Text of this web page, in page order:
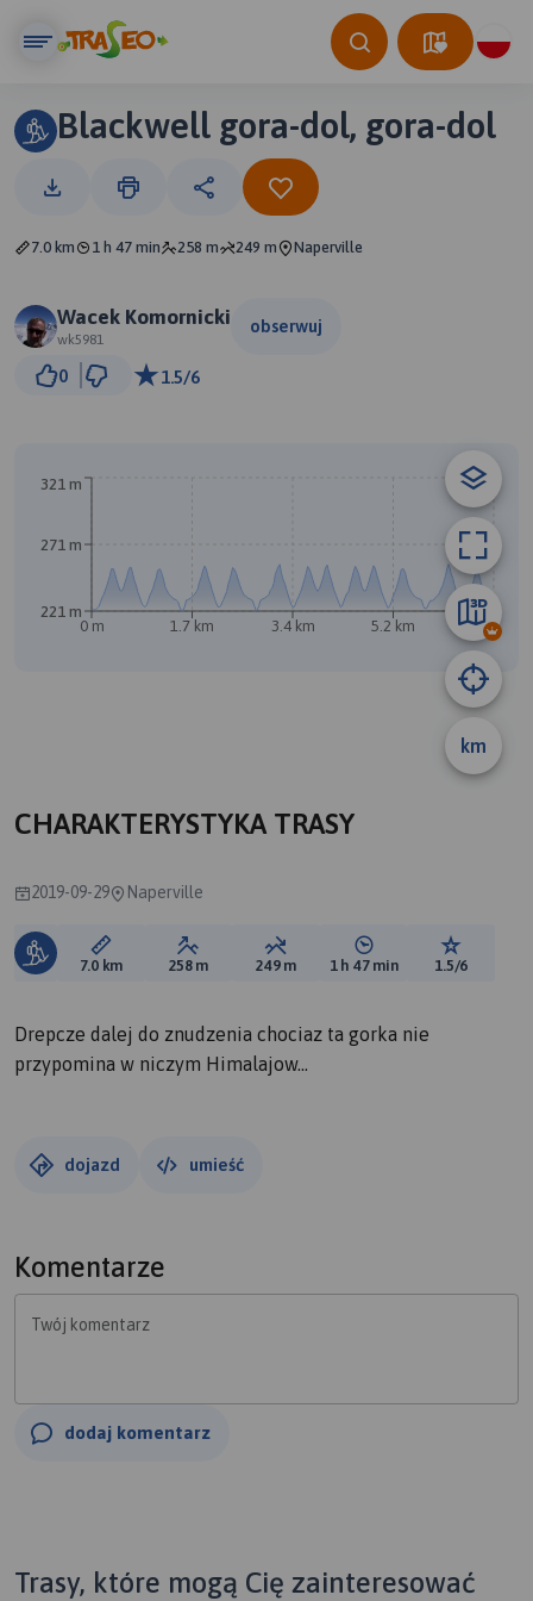
Blackwell gora-dol, gora-dol
7.0 km 1 h 47 min 258 m 249 m Naperville
Wacek Komornicki
wk5981
obserwuj
0 1.5/6
km
0 m 1.7 km 3.4 km 5.2 km 6.9 km
221 m
271 m
321 m
CHARAKTERYSTYKA TRASY
2019-09-29 Naperville
Długość trasy:
7.0 km Suma przewyższeń:
258 m Suma spadków:
249 m Średni czas potrzebny
1 h 47 min Ocena
1.5/6
Drepcze dalej do znudzenia chociaz ta gorka nie
przypomina w niczym Himalajow...
dojazd umieść
Komentarze
Twój komentarz
dodaj komentarz
Trasy, które mogą Cię zainteresować